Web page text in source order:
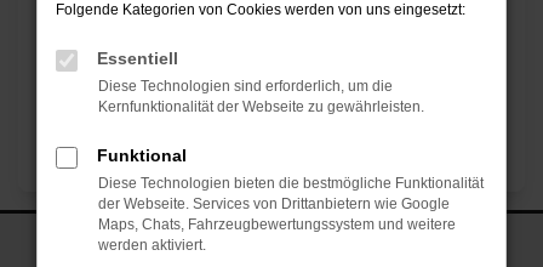
Folgende Kategorien von Cookies werden von uns eingesetzt:
Essentiell
Diese Technologien sind erforderlich, um die
Kernfunktionalität der Webseite zu gewährleisten.
Funktional
Diese Technologien bieten die bestmögliche Funktionalität
der Webseite. Services von Drittanbietern wie Google
Maps, Chats, Fahrzeugbewertungssystem und weitere
werden aktiviert.